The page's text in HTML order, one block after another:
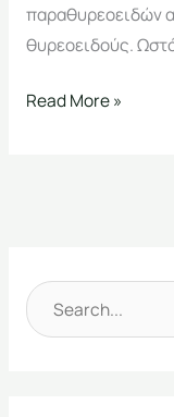
παραθυρεοειδών
θυρεοειδούς.
Read More »
Α